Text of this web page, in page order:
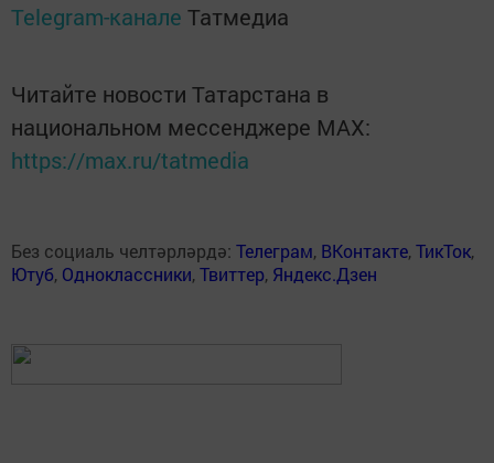
Telegram-канале Татмедиа
Читайте новости Татарстана в
национальном мессенджере MАХ:
https://max.ru/tatmedia
Без социаль челтәрләрдә: Телеграм, ВКонтакте,ТикТок,
Ютуб, Одноклассники,Твиттер, Яндекс.Дзен